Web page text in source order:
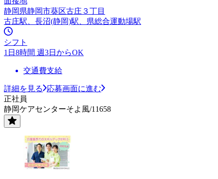
静岡県静岡市葵区古庄３丁目
古庄駅、長沼(静岡)駅、県総合運動場駅
シフト
1日8時間 週3日からOK
交通費支給
詳細を見る
応募画面に進む
正社員
静岡ケアセンターそよ風/11658